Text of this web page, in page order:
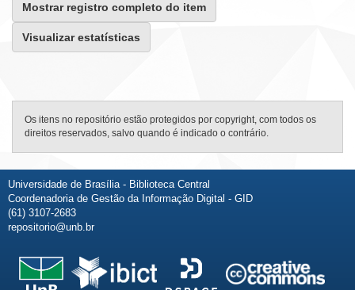
Mostrar registro completo do item
Visualizar estatísticas
Os itens no repositório estão protegidos por copyright, com todos os
direitos reservados, salvo quando é indicado o contrário.
Universidade de Brasília - Biblioteca Central
Coordenadoria de Gestão da Informação Digital - GID
(61) 3107-2683
repositorio@unb.br